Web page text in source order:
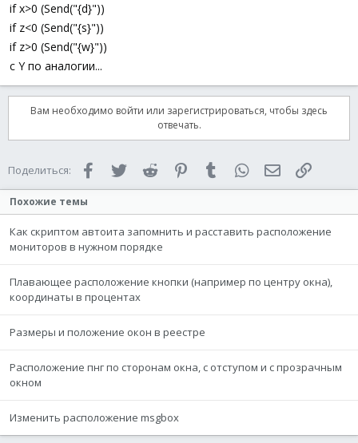
if x>0 (Send("{d}"))
if z<0 (Send("{s}"))
if z>0 (Send("{w}"))
с Y по аналогии...
Вам необходимо войти или зарегистрироваться, чтобы здесь
отвечать.
Поделиться: FacebookTwitter Reddit PinterestTumblr WhatsAppЭлектронная
Похожие темы
Как скриптом автоита запомнить и расставить расположение
мониторов в нужном порядке
Плавающее расположение кнопки (например по центру окна),
координаты в процентах
Размеры и положение окон в реестре
Расположение пнг по сторонам окна, с отступом и с прозрачным
окном
Изменить расположение msgbox